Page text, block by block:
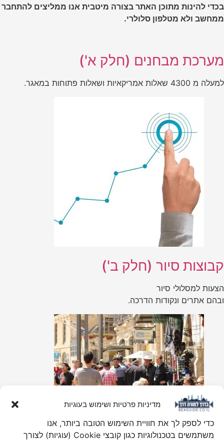
מדיניות פרטיות ושימוש בעוגיות
כדי לספק לך את חוויית השימוש הטובה ביותר, אנו
משתמשים בטכנולוגיות כגון קובצי Cookie (עוגיות) לצורך
בכדי להינות מתוכן האתר בצורה מיטבית אנו ממליצים להתחבר
ממחשב ולא מטלפון סלולרי.
מערכת מבחנים (חלק א')
למעלה מ 4300 שאלות אמריקאיות ושאלות פתוחות במאגר.
קבוצות סיור (חלק ב')
הצעות למסלולי סיור
ובהם אתרים ונקודות הדרכה.